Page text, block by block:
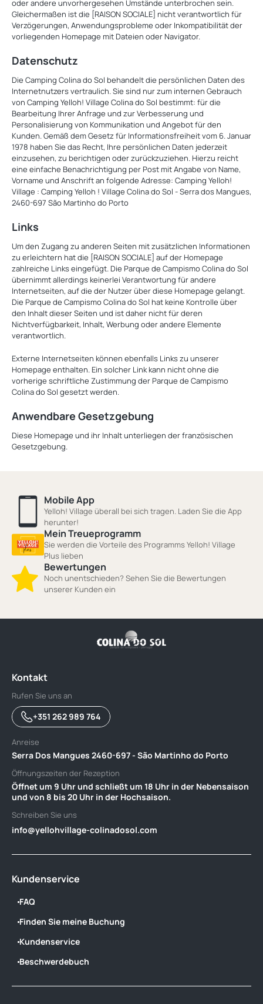
oder andere unvorhergesehen Umstände unterbrochen sein.
Gleichermaßen ist die [RAISON SOCIALE] nicht verantwortlich für
Verzögerungen, Anwendungsprobleme oder Inkompatibilität der
vorliegenden Homepage mit Dateien oder Navigator.
Datenschutz
Die Camping Colina do Sol behandelt die persönlichen Daten des
Internetnutzers vertraulich. Sie sind nur zum internen Gebrauch
von Camping Yelloh! Village Colina do Sol bestimmt: für die
Bearbeitung Ihrer Anfrage und zur Verbesserung und
Personalisierung von Kommunikation und Angebot für den
Kunden. Gemäß dem Gesetz für Informationsfreiheit vom 6. Januar
1978 haben Sie das Recht, Ihre persönlichen Daten jederzeit
einzusehen, zu berichtigen oder zurückzuziehen. Hierzu reicht
eine einfache Benachrichtigung per Post mit Angabe von Name,
Vorname und Anschrift an folgende Adresse: Camping Yelloh!
Village : Camping Yelloh ! Village Colina do Sol - Serra dos Mangues,
2460-697 São Martinho do Porto
Links
Um den Zugang zu anderen Seiten mit zusätzlichen Informationen
zu erleichtern hat die [RAISON SOCIALE] auf der Homepage
zahlreiche Links eingefügt. Die Parque de Campismo Colina do Sol
übernimmt allerdings keinerlei Verantwortung für andere
Internetseiten, auf die der Nutzer über diese Homepage gelangt.
Die Parque de Campismo Colina do Sol hat keine Kontrolle über
den Inhalt dieser Seiten und ist daher nicht für deren
Nichtverfügbarkeit, Inhalt, Werbung oder andere Elemente
verantwortlich.
Externe Internetseiten können ebenfalls Links zu unserer
Homepage enthalten. Ein solcher Link kann nicht ohne die
vorherige schriftliche Zustimmung der Parque de Campismo
Colina do Sol gesetzt werden.
Anwendbare Gesetzgebung
Diese Homepage und ihr Inhalt unterliegen der französischen
Gesetzgebung.
Mobile App
Yelloh! Village überall bei sich tragen. Laden Sie die App
herunter!
Mein Treueprogramm
Sie werden die Vorteile des Programms Yelloh! Village
Plus lieben
Bewertungen
Noch unentschieden? Sehen Sie die Bewertungen
unserer Kunden ein
Kontakt
Rufen Sie uns an
+351 262 989 764
Anreise
Serra Dos Mangues 2460-697 - São Martinho do Porto
Öffnungszeiten der Rezeption
Öffnet um 9 Uhr und schließt um 18 Uhr in der Nebensaison
und von 8 bis 20 Uhr in der Hochsaison.
Schreiben Sie uns
info@yellohvillage-colinadosol.com
Kundenservice
FAQ
Finden Sie meine Buchung
Kundenservice
Beschwerdebuch